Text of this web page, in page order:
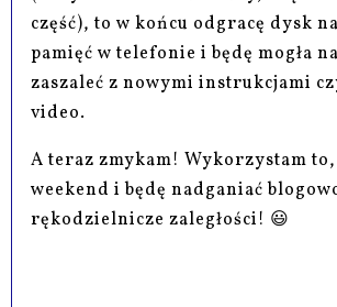
część), to w końcu odgracę dysk
pamięć w telefonie i będę mogła
zaszaleć z nowymi instrukcjami
video.
A teraz zmykam! Wykorzystam to,
weekend i będę nadganiać
rękodzielnicze zaległości! 😃